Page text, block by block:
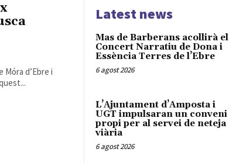
d’Ebre i
Latest news
Mas de Barberans acollirà el
Concert Narratiu de Dona i
Essència Terres de l’Ebre
6 agost 2026
L’Ajuntament d’Amposta i
UGT impulsaran un conveni
propi per al servei de neteja
viària
6 agost 2026